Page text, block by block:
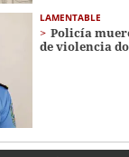
LAMENTABLE
Policía
de violencia